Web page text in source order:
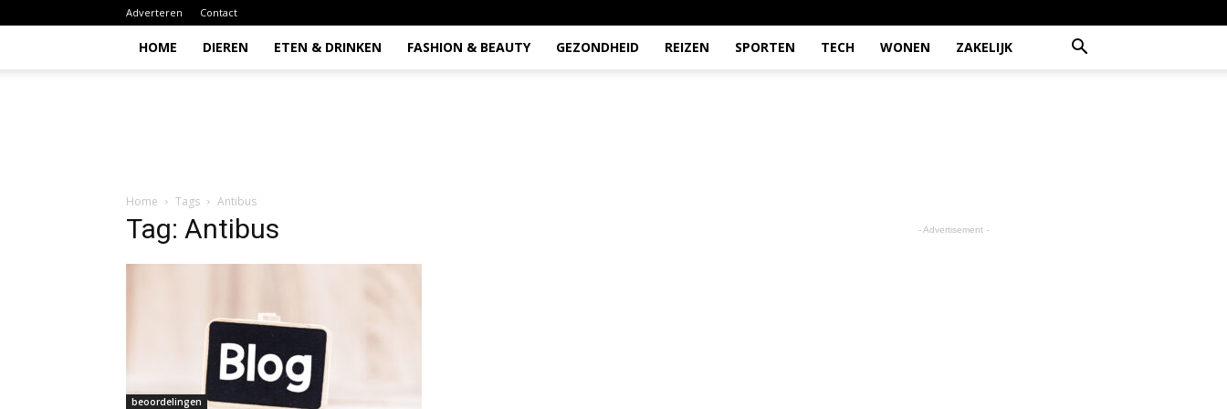
Adverteren Contact
HOME DIEREN ETEN & DRINKEN FASHION & BEAUTY GEZONDHEID REIZEN SPORTEN TECH WONEN ZAKELIJK
Home Tags Antibus
Tag: Antibus
beoordelingen
- Advertisement -